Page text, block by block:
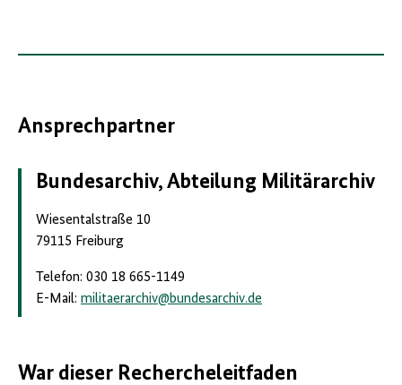
Ansprechpartner
Bundesarchiv, Abteilung Militärarchiv
Wiesentalstraße 10
79115 Freiburg
Telefon: 030 18 665-1149
E-Mail: militaerarchiv@bundesarchiv.de
War dieser Rechercheleitfaden